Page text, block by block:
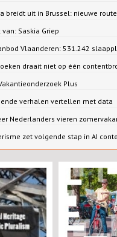
breidt uit in Brussel: nieuwe
van: Saskia Griep
Vlaanderen: 531.242
draait niet op één
Plus
verhalen vertellen met data
Nederlanders vieren
zet volgende stap in AI